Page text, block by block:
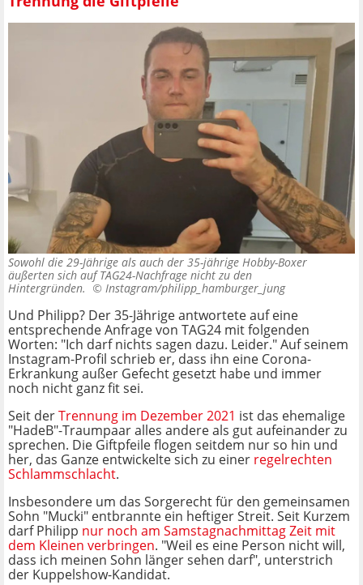
Sowohl die 29-Jährige als auch der 35-jährige Hobby-Boxer
äußerten sich auf TAG24-Nachfrage nicht zu den
Hintergründen. © Instagram/philipp_hamburger_jung
Und Philipp? Der 35-Jährige antwortete auf eine
entsprechende Anfrage von TAG24 mit folgenden
Worten: "Ich darf nichts sagen dazu. Leider." Auf seinem
Instagram-Profil schrieb er, dass ihn eine Corona-
Erkrankung außer Gefecht gesetzt habe und immer
noch nicht ganz fit sei.
Seit derTrennung im Dezember 2021 ist das ehemalige
"HadeB"-Traumpaar alles andere als gut aufeinander zu
sprechen. Die Giftpfeile flogen seitdem nur so hin und
her, das Ganze entwickelte sich zu einer regelrechten
Schlammschlacht.
Insbesondere um das Sorgerecht für den gemeinsamen
Sohn "Mucki" entbrannte ein heftiger Streit. Seit Kurzem
darf Philipp nur noch am Samstagnachmittag Zeit mit
dem Kleinen verbringen. "Weil es eine Person nicht will,
dass ich meinen Sohn länger sehen darf", unterstrich
der Kuppelshow-Kandidat.